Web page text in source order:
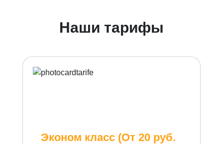
Наши тарифы
Эконом класс (От 20 руб.